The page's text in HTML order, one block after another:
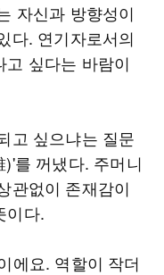
자신과 방향성이
다. 연기자로서의
싶다는 바람이
고 싶으냐는 질문
를 꺼냈다. 주머니
관없이 존재감이
이다.
에요. 역할이 작더